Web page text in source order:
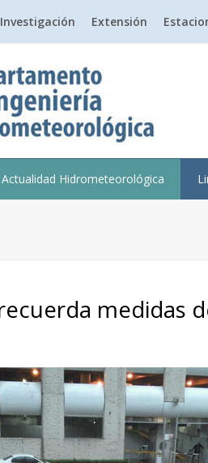
Investigación Extensión
Actualidad Hidrometeorológica
medidas